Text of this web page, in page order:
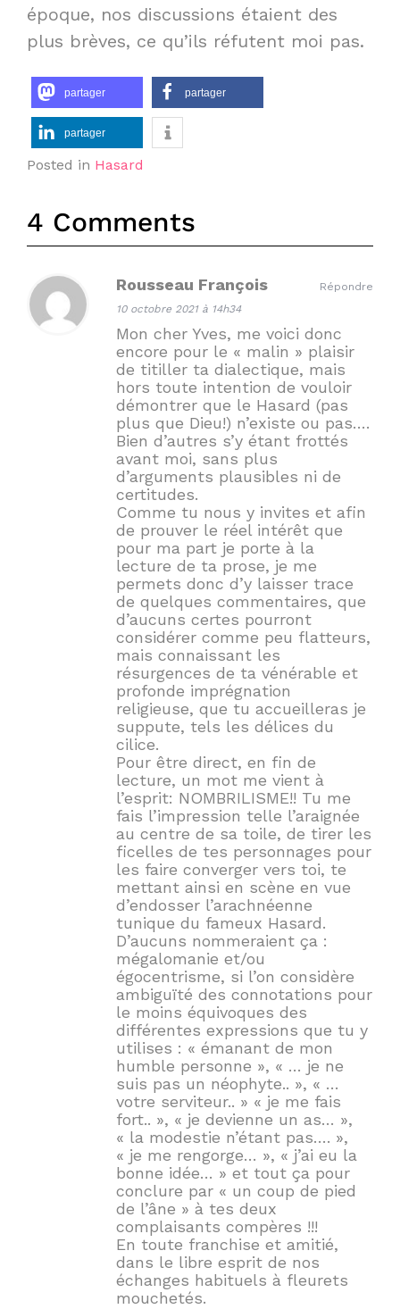
époque, nos discussions étaient des
plus brèves, ce qu’ils réfutent moi pas.
partager partager
partager
Posted in Hasard
4 Comments
Rousseau François
10 octobre 2021 à 14h34
Mon cher Yves, me voici donc
encore pour le « malin » plaisir
de titiller ta dialectique, mais
hors toute intention de vouloir
démontrer que le Hasard (pas
plus que Dieu!) n’existe ou pas….
Bien d’autres s’y étant frottés
avant moi, sans plus
d’arguments plausibles ni de
certitudes.
Comme tu nous y invites et afin
de prouver le réel intérêt que
pour ma part je porte à la
lecture de ta prose, je me
permets donc d’y laisser trace
de quelques commentaires, que
d’aucuns certes pourront
considérer comme peu flatteurs,
mais connaissant les
résurgences de ta vénérable et
profonde imprégnation
religieuse, que tu accueilleras je
suppute, tels les délices du
cilice.
Pour être direct, en fin de
lecture, un mot me vient à
l’esprit: NOMBRILISME!! Tu me
fais l’impression telle l’araignée
au centre de sa toile, de tirer les
ficelles de tes personnages pour
les faire converger vers toi, te
mettant ainsi en scène en vue
d’endosser l’arachnéenne
tunique du fameux Hasard.
D’aucuns nommeraient ça :
mégalomanie et/ou
égocentrisme, si l’on considère
ambiguïté des connotations pour
le moins équivoques des
différentes expressions que tu y
utilises : « émanant de mon
humble personne », « … je ne
suis pas un néophyte.. », « …
votre serviteur.. » « je me fais
fort.. », « je devienne un as… »,
« la modestie n’étant pas…. »,
« je me rengorge… », « j’ai eu la
bonne idée… » et tout ça pour
conclure par « un coup de pied
de l’âne » à tes deux
complaisants compères !!!
En toute franchise et amitié,
dans le libre esprit de nos
échanges habituels à fleurets
mouchetés.
Répondre